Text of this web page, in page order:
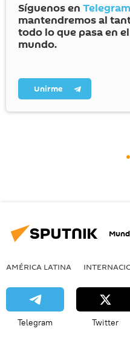
Síguenos en Telegram
mantendremos al
todo lo que pasa en el
mundo.
Unirme
AMÉRICA LATINA
Telegram Twitter